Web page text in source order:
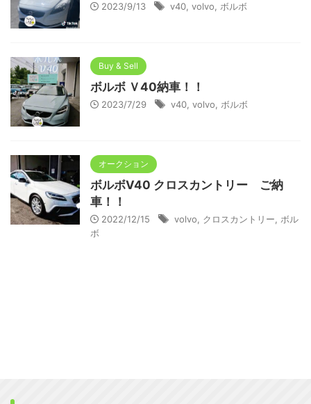
2023/9/13 v40 volvo ボルボ
Buy & Sell
ボルボ Ｖ40納車！！
2023/7/29 v40 volvo ボルボ
オークション
ボルボV40 クロスカントリー ご納
車！！
2022/12/15 volvo クロスカントリー
ボル
ボ